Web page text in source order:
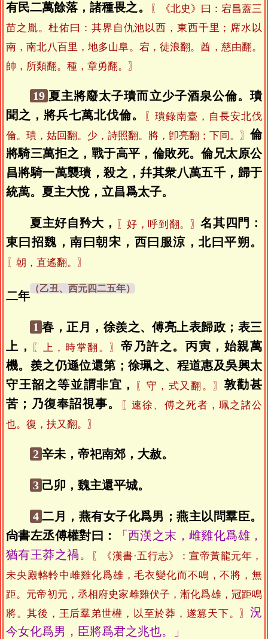
有民二萬餘落，諸種畏之。
〖《北史》曰：宕昌蓋三
苗之胤。杜佑曰：其界自仇池以西，東西千里；席水以
南，南北八百里，地多山阜。宕，徒浪翻。酋，慈由翻。
帥，所類翻。種，章勇翻。〗
19 夏主將廢太子璝而立少子酒泉公倫。璝
聞之，將兵七萬北伐倫。
〖璝錄南臺，自長安北伐
倫。璝，姑回翻。少，詩照翻。將，卽亮翻；下同。〗倫
將騎三萬拒之，戰于高平，倫敗死。倫兄太原公
昌將騎一萬襲璝，殺之，幷其衆八萬五千，歸于
統萬。夏主大悅，立昌爲太子。
夏主好自矜大， 〖好，呼到翻。〗名其四門：
東曰招魏，南曰朝宋，西曰服涼，北曰平朔。
〖朝，直遙翻。〗
二年
1 春，正月，徐羨之、傅亮上表歸政；表三
上，
〖上，時掌翻。〗帝乃許之。丙寅，始親萬
機。羨之仍遜位還第；徐珮之、程道惠及吳興太
守王韶之等並謂非宜，
〖守，式又翻。〗 敦勸甚
苦；乃復奉詔視事。
〖速徐、傅之死者，珮之諸公
也。復，扶又翻。〗
2 辛未，帝祀南郊，大赦。
3 己卯，魏主還平城。
4 二月，燕有女子化爲男；燕主以問羣臣。
尙書左丞傅權對曰：
「西漢之末，雌雞化爲雄，
猶有王莽之禍。
〖《漢書·五行志》：宣帝黃龍元年，
未央殿輅軨中雌雞化爲雄，毛衣變化而不鳴，不將，無
距。元帝初元，丞相府史家雌雞伏子，漸化爲雄，冠距鳴
將。其後，王后羣弟世權，以至於莽，遂篡天下。〗 況
今女化爲男，臣將爲君之兆也。」